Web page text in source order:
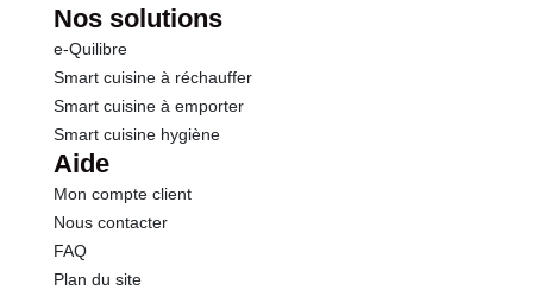
Nos solutions
e-Quilibre
Smart cuisine à réchauffer
Smart cuisine à emporter
Smart cuisine hygiène
Aide
Mon compte client
Nous contacter
FAQ
Plan du site